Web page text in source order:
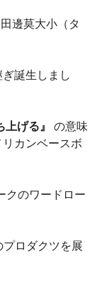
邊莫大小（タ
誕生しまし
上げる』
の意味
カンベースボ
クのワードロー
ロダクツを展